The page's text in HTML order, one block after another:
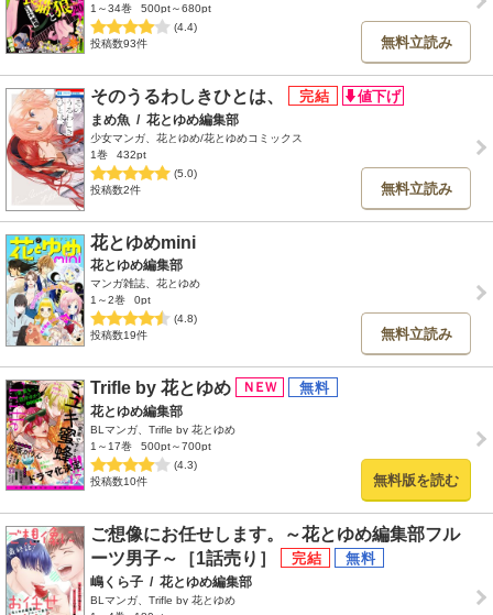
1～34巻
500pt～680pt
(4.4)
投稿数93件
無料立読み
そのうるわしきひとは、
まめ魚 / 花とゆめ編集部
少女マンガ、花とゆめ/花とゆめコミックス
1巻
432pt
(5.0)
投稿数2件
無料立読み
花とゆめmini
花とゆめ編集部
マンガ雑誌、花とゆめ
1～2巻
0pt
(4.8)
投稿数19件
無料立読み
Trifle by 花とゆめ
花とゆめ編集部
BLマンガ、Trifle by 花とゆめ
1～17巻
500pt～700pt
(4.3)
投稿数10件
無料版を読む
ご想像にお任せします。～花とゆめ編集部フル
ーツ男子～［1話売り］
嶋くら子 / 花とゆめ編集部
BLマンガ、Trifle by 花とゆめ